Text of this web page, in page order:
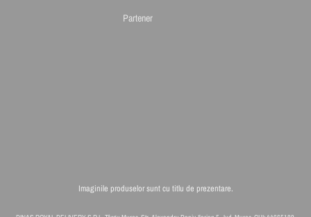
Partener
Imaginile produselor sunt cu titlu de prezentare.